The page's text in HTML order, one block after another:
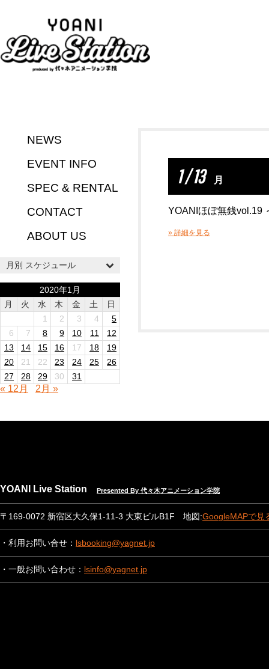
NEWS
EVENT INFO
SPEC & RENTAL
CONTACT
ABOUT US
月別 スケジュール
2020年1月
月
火 水 木 金 土
日
1
2 3 4
5
6
7 8 9 10 11
12
13
14 15 16 17 18
19
20
21 22 23 24 25
26
27
28 29 30 31
« 12月 2月 »
1 / 13 月
YOANIほぼ無銭vol.19
» 詳細を見る
YOANI Live Station Presented By 代々木アニメーション学院
〒169-0072 新宿区大久保1-11-3 大東ビルB1F 地図:GoogleMAPで見
・利用お問い合せ： lsbooking@yagnet.jp
・一般お問い合わせ： lsinfo@yagnet.jp